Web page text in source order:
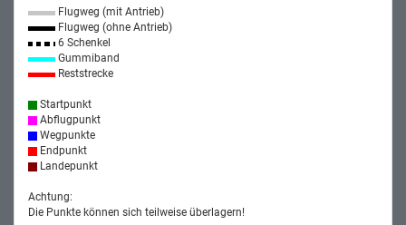
Flugweg (mit Antrieb)
Flugweg (ohne Antrieb)
6 Schenkel
Gummiband
Reststrecke
Startpunkt
Abflugpunkt
Wegpunkte
Endpunkt
Landepunkt
Achtung:
Die Punkte können sich teilweise überlagern!